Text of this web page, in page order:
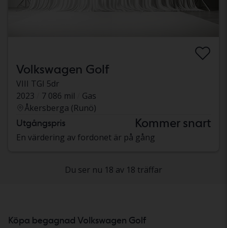
Volkswagen Golf
VIII TGI 5dr
2023
7 086 mil
Gas
Åkersberga (Runö)
Utgångspris Kommer snart
En värdering av fordonet är på gång
Du ser nu 18 av 18 träffar
Köpa begagnad Volkswagen Golf